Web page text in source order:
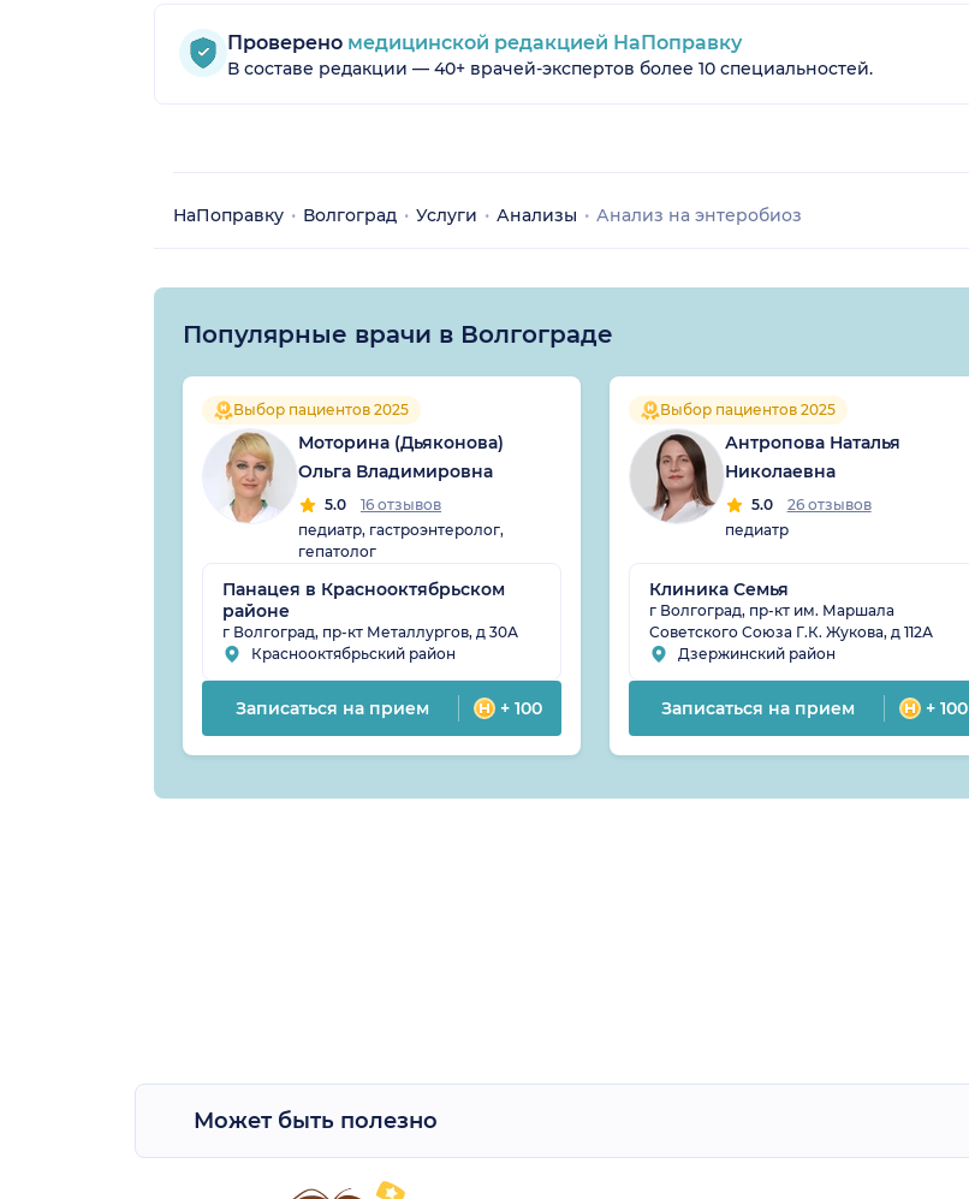
Проверено медицинской редакцией НаПоправку
В составе редакции — 40+ врачей-экспертов более 10 специальностей.
НаПоправку Волгоград Услуги Анализы Анализ на энтеробиоз
Популярные врачи в Волгограде
Выбор пациентов 2025
Моторина (Дьяконова)
Ольга Владимировна
5.0
16 отзывов
педиатр, гастроэнтеролог,
гепатолог
Панацея в Краснооктябрьском
районе
г Волгоград, пр-кт Металлургов, д 30А
Краснооктябрьский район
Записаться на прием + 100
Выбор пациентов 2025
Антропова Наталья
Николаевна
5.0
26 отзывов
педиатр
Клиника Семья
г Волгоград, пр-кт им. Маршала
Советского Союза Г.К. Жукова, д 112А
Дзержинский район
Записаться на прием + 100
Может быть полезно